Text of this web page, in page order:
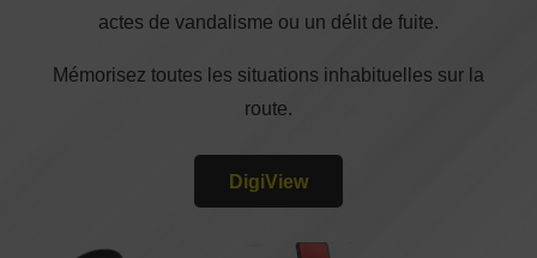
actes de vandalisme ou un délit de fuite.
Mémorisez toutes les situations inhabituelles sur la
route.
DigiView